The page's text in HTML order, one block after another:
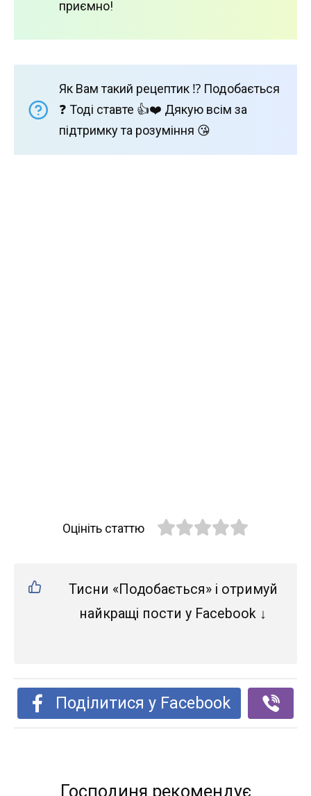
приємно!
Як Вам такий рецептик ⁉️ Подобається
❓ Тоді ставте 👍❤️ Дякую всім за
підтримку та розуміння 😘
Оцініть статтю
Тисни «Подобається» і отримуй
найкращі пости у Facebook ↓
Поділитися у Facebook
Господиня рекомендує